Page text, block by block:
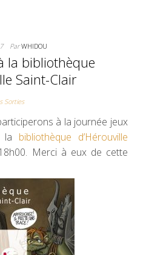
ParWHIDOU
la bibliothèque
Saint-Clair
Sorties
à la journée jeux
la bibliothèque d’Hérouville
Merci à eux de cette